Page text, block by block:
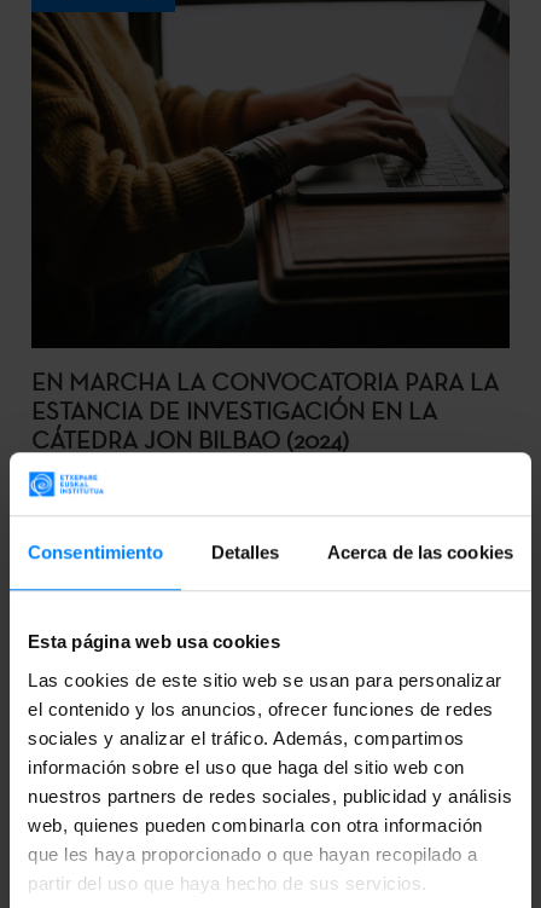
Consentimiento Detalles Acerca de las cookies
Esta página web usa cookies
Las cookies de este sitio web se usan para personalizar
el contenido y los anuncios, ofrecer funciones de redes
sociales y analizar el tráfico. Además, compartimos
información sobre el uso que haga del sitio web con
nuestros partners de redes sociales, publicidad y análisis
web, quienes pueden combinarla con otra información
que les haya proporcionado o que hayan recopilado a
partir del uso que haya hecho de sus servicios.
EN MARCHA LA CONVOCATORIA PARA LA
ESTANCIA DE INVESTIGACIÓN EN LA
CÁTEDRA JON BILBAO (2024)
El plazo para enviar solicidudes estará abierto hasta el
21-02-2024